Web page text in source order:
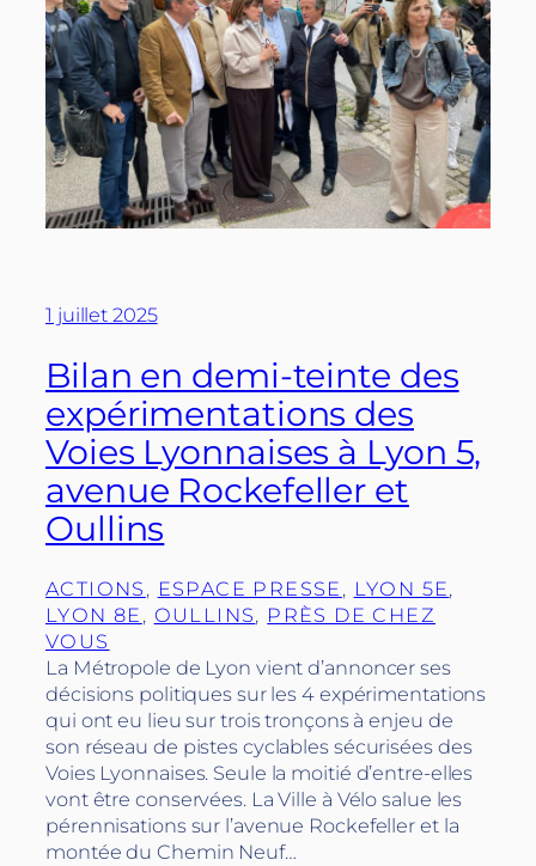
1 juillet 2025
Bilan en demi-teinte des
expérimentations des
Voies Lyonnaises à Lyon 5,
avenue Rockefeller et
Oullins
ACTIONS , ESPACE PRESSE , LYON 5E
LYON 8E , OULLINS, PRÈS DE CHEZ
VOUS
La Métropole de Lyon vient d’annoncer ses
décisions politiques sur les 4 expérimentations
qui ont eu lieu sur trois tronçons à enjeu de
son réseau de pistes cyclables sécurisées des
Voies Lyonnaises. Seule la moitié d’entre-elles
vont être conservées. La Ville à Vélo salue les
pérennisations sur l’avenue Rockefeller et la
montée du Chemin Neuf…